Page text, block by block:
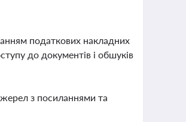
податкових накладних
до документів і обшуків
з посиланнями та